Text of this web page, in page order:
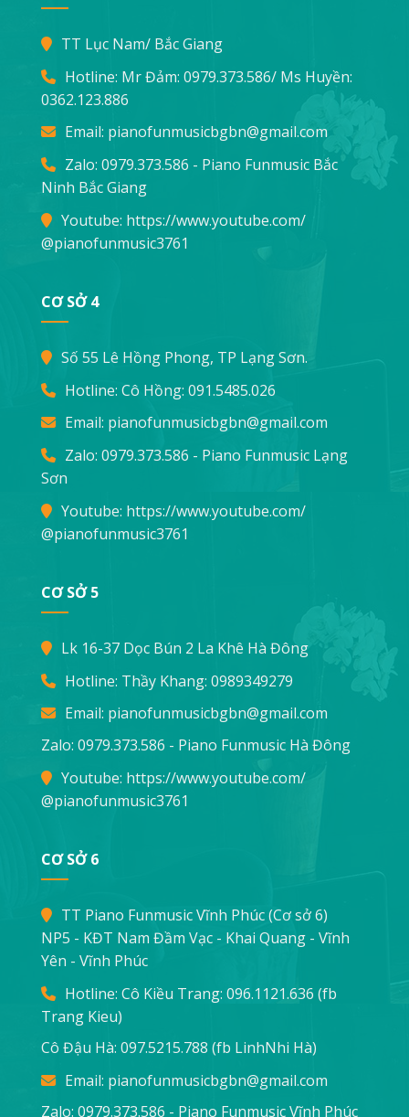
TT Lục Nam/ Bắc Giang
Hotline: Mr Đảm: 0979.373.586/ Ms Huyền:
0362.123.886
Email: pianofunmusicbgbn@gmail.com
Zalo: 0979.373.586 - Piano Funmusic Bắc
Ninh Bắc Giang
Youtube: https://www.youtube.com/
@pianofunmusic3761
CƠ SỞ 4
Số 55 Lê Hồng Phong, TP Lạng Sơn.
Hotline: Cô Hồng: 091.5485.026
Email: pianofunmusicbgbn@gmail.com
Zalo: 0979.373.586 - Piano Funmusic Lạng
Sơn
Youtube: https://www.youtube.com/
@pianofunmusic3761
CƠ SỞ 5
Lk 16-37 Dọc Bún 2 La Khê Hà Đông
Hotline: Thầy Khang: 0989349279
Email: pianofunmusicbgbn@gmail.com
Zalo: 0979.373.586 - Piano Funmusic Hà Đông
Youtube: https://www.youtube.com/
@pianofunmusic3761
CƠ SỞ 6
TT Piano Funmusic Vĩnh Phúc (Cơ sở 6)
NP5 - KĐT Nam Đầm Vạc - Khai Quang - Vĩnh
Yên - Vĩnh Phúc
Hotline: Cô Kiều Trang: 096.1121.636 (fb
Trang Kieu)
Cô Đậu Hà: 097.5215.788 (fb LinhNhi Hà)
Email: pianofunmusicbgbn@gmail.com
Zalo: 0979.373.586 - Piano Funmusic Vĩnh Phúc